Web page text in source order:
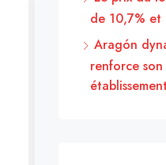
de 10,7% et
Aragón
renforce